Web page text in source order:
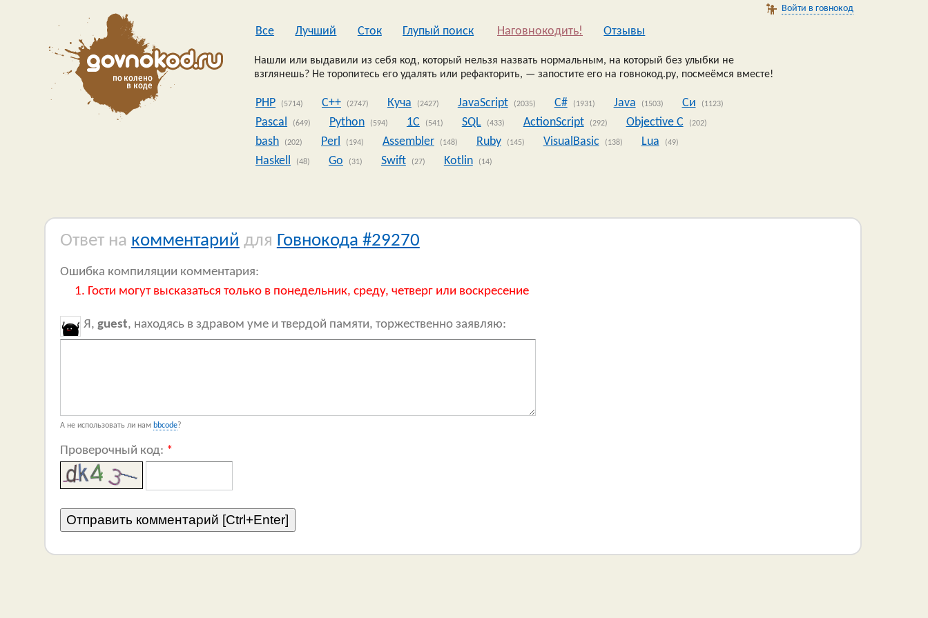
Войти в говнокод
Все Лучший Сток Глупый поиск Наговнокодить! Oтзывы
Нашли или выдавили из себя код, который нельзя назвать нормальным, на который без улыбки не
взглянешь? Не торопитесь его удалять или рефакторить, — запостите его на говнокод.ру, посмеёмся вместе!
PHP (5714) C++ (2747) Куча (2427) JavaScript (2035) C# (1931) Java (1503) Си (1123)
Pascal (649) Python (594) 1C (541) SQL (433) ActionScript (292) Objective C (202)
bash (202) Perl (194) Assembler (148) Ruby (145) VisualBasic (138) Lua (49)
Haskell (48) Go (31) Swift (27) Kotlin (14)
Ответ на комментарий для Говнокода #29270
Ошибка компиляции комментария:
Гости могут высказаться только в понедельник, среду, четверг или воскресение
Я, guest, находясь в здравом уме и твердой памяти, торжественно заявляю:
А не использовать ли нам bbcode?
Проверочный код: *